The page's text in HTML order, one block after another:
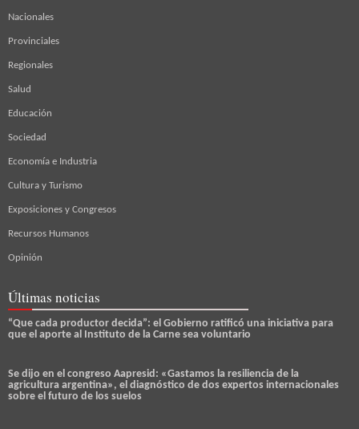
Nacionales
Provinciales
Regionales
Salud
Educación
Sociedad
Economía e Industria
Cultura y Turismo
Exposiciones y Congresos
Recursos Humanos
Opinión
Últimas noticias
“Que cada productor decida”: el Gobierno ratificó una iniciativa para
que el aporte al Instituto de la Carne sea voluntario
Se dijo en el congreso Aapresid: «Gastamos la resiliencia de la
agricultura argentina», el diagnóstico de dos expertos internacionales
sobre el futuro de los suelos